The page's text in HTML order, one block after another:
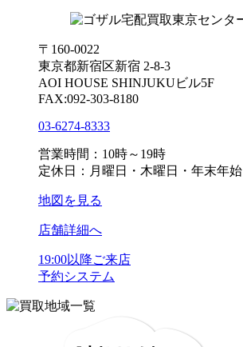
〒160-0022
東京都新宿区新宿 2-8-3
AOI HOUSE SHINJUKUビル5F
FAX:092-303-8180
03-6274-8333
営業時間：10時～19時
定休日：月曜日・木曜日・年末年始
地図を見る
店舗詳細へ
19:00以降ご来店
予約システム